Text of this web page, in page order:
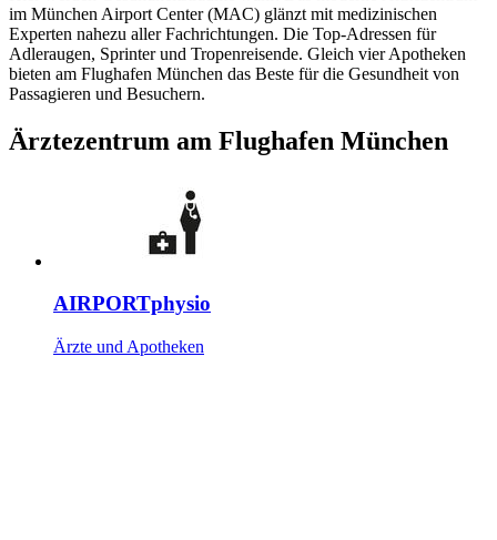
im München Airport Center (MAC) glänzt mit medizinischen
Experten nahezu aller Fachrichtungen. Die Top-Adressen für
Adleraugen, Sprinter und Tropenreisende. Gleich vier Apotheken
bieten am Flughafen München das Beste für die Gesundheit von
Passagieren und Besuchern.
Ärztezentrum am Flughafen München
AIRPORTphysio
Ärzte und Apotheken